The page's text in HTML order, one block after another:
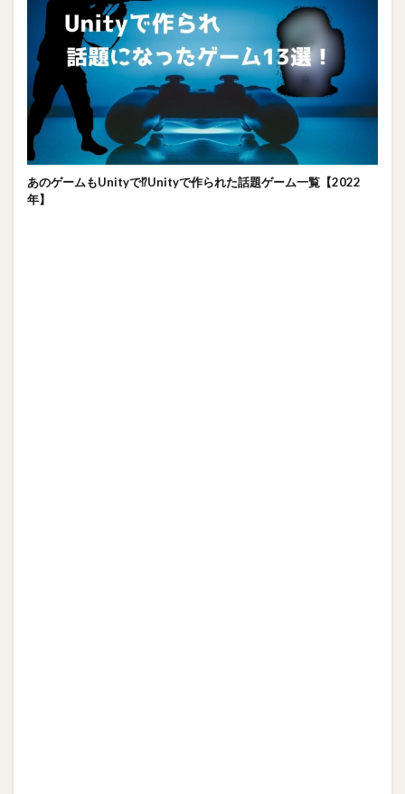
あのゲームもUnityで⁉Unityで作られた話題ゲーム一覧【2022
年】